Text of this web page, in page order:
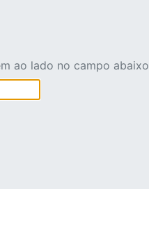
ao lado no campo abaixo